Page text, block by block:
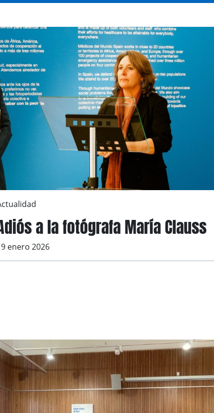
a la fotógrafa María Clauss
enero 2026